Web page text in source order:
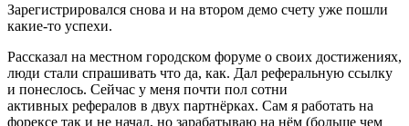
Зарегистрировался снова и на втором демо счету уже пошли
какие-то успехи.
Рассказал на местном городском форуме о своих достижениях,
люди стали спрашивать что да, как. Дал реферальную ссылку
и понеслось. Сейчас у меня почти пол сотни
активных рефералов в двух партнёрках. Сам я работать на
форексе так и не начал, но зарабатываю на нём (больше чем